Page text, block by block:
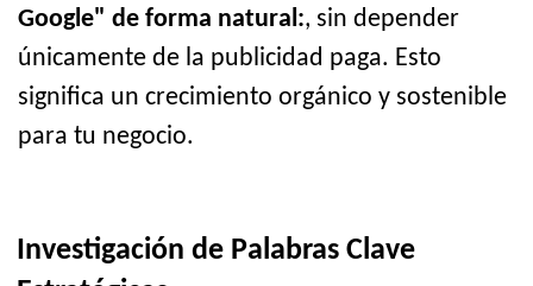
Google" de forma natural:, sin depender
únicamente de la publicidad paga. Esto
significa un crecimiento orgánico y sostenible
para tu negocio.
Investigación de Palabras Clave